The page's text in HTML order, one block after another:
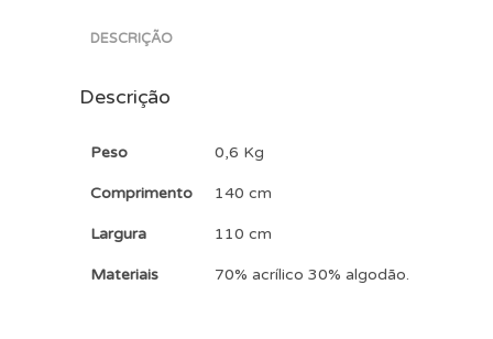
DESCRIÇÃO
Descrição
Peso 0,6 Kg
Comprimento 140 cm
Largura 110 cm
Materiais 70% acrílico 30% algodão.